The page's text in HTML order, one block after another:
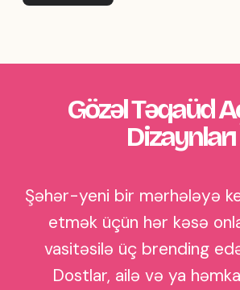
Gözəl Təqaüd
Dizaynları
Şəhər-yeni bir mərhələyə
etmək üçün hər kəsə
vasitəsilə üç brending
Dostlar, ailə və ya